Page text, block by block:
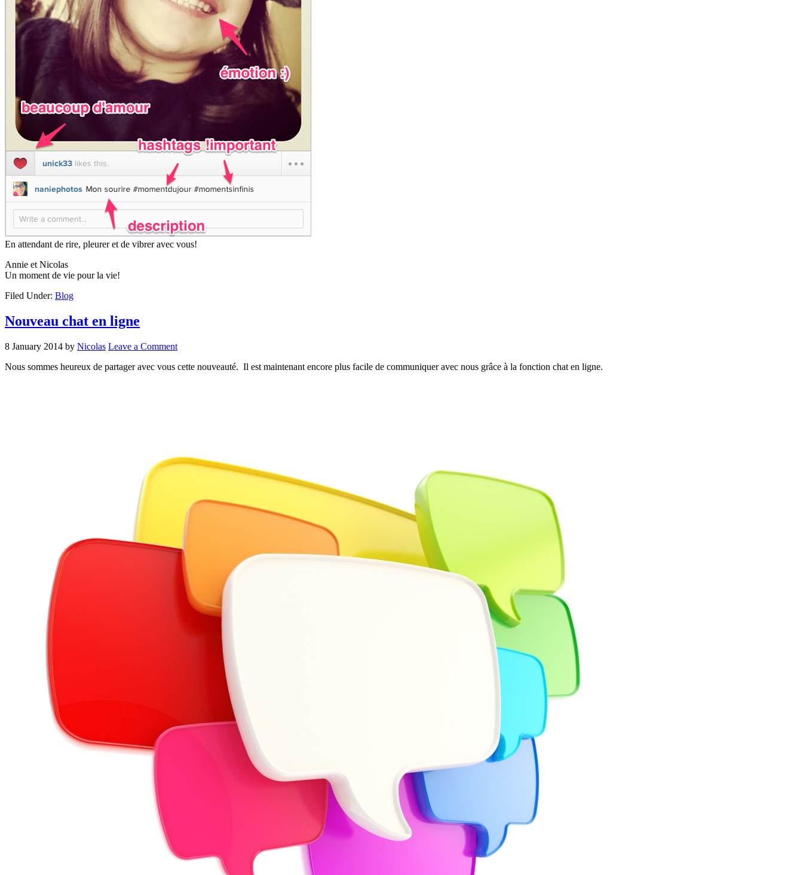
En attendant de rire, pleurer et de vibrer avec vous!
Annie et Nicolas
Un moment de vie pour la vie!
Filed Under: Blog
Nouveau chat en ligne
8 January 2014 by Nicolas Leave a Comment
Nous sommes heureux de partager avec vous cette nouveauté. Il est maintenant encore plus facile de communiquer avec nous grâce à la fonction chat en ligne.